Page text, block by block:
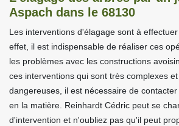
Aspach dans le 68130
Les interventions d'élagage sont à
effet, il est indispensable de réaliser ces
les problèmes avec les constructions
ces interventions qui sont très complexes
dangereuses, il est nécessaire de
en la matière. Reinhardt Cédric peut se
d'intervention et n'oubliez pas qu'il peut